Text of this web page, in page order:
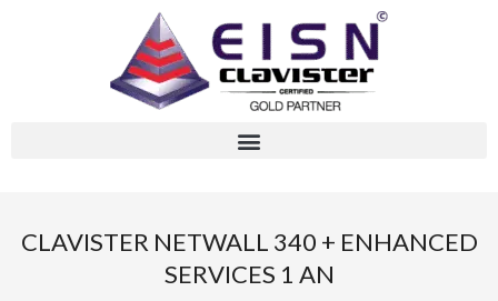
CLAVISTER NETWALL 340 + ENHANCED
SERVICES 1 AN